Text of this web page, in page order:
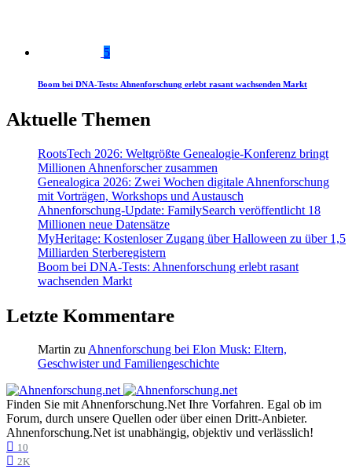
5
Boom bei DNA-Tests: Ahnenforschung erlebt rasant wachsenden Markt
Aktuelle Themen
RootsTech 2026: Weltgrößte Genealogie-Konferenz bringt
Millionen Ahnenforscher zusammen
Genealogica 2026: Zwei Wochen digitale Ahnenforschung
mit Vorträgen, Workshops und Austausch
Ahnenforschung-Update: FamilySearch veröffentlicht 18
Millionen neue Datensätze
MyHeritage: Kostenloser Zugang über Halloween zu über 1,5
Milliarden Sterberegistern
Boom bei DNA-Tests: Ahnenforschung erlebt rasant
wachsenden Markt
Letzte Kommentare
Martin zu Ahnenforschung bei Elon Musk: Eltern,
Geschwister und Familiengeschichte
Finden Sie mit Ahnenforschung.Net Ihre Vorfahren. Egal ob im
Forum, durch unsere Quellen oder über einen Dritt-Anbieter.
Ahnenforschung.Net ist unabhängig, objektiv und verlässlich!
10
2K